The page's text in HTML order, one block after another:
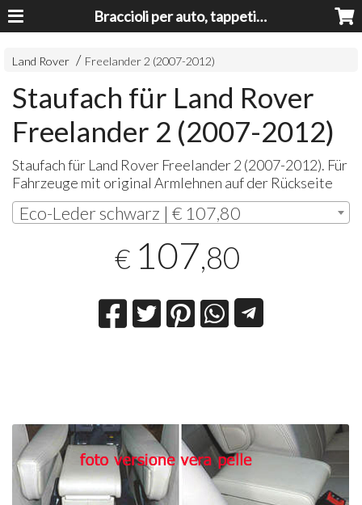
Braccioli per auto, tappeti auto, accessori auto MADE IN ITALY - Armrests, Mittelarmlehnen, Accoundoirs
Land Rover Freelander 2 (2007-2012)
Staufach für Land Rover
Freelander 2 (2007-2012)
Staufach für Land Rover Freelander 2 (2007-2012). Für
Fahrzeuge mit original Armlehnen auf der Rückseite
Eco-Leder schwarz | € 107,80
€ 107,80